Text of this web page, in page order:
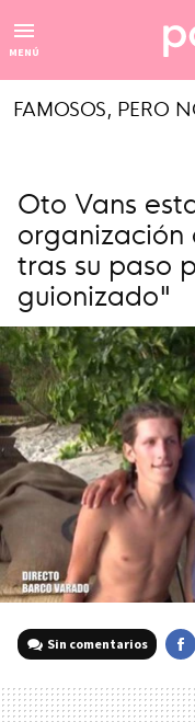
MENÚ
FAMOSOS, PERO
Oto Vans
organización
tras su paso
guionizado"
Sin comentarios